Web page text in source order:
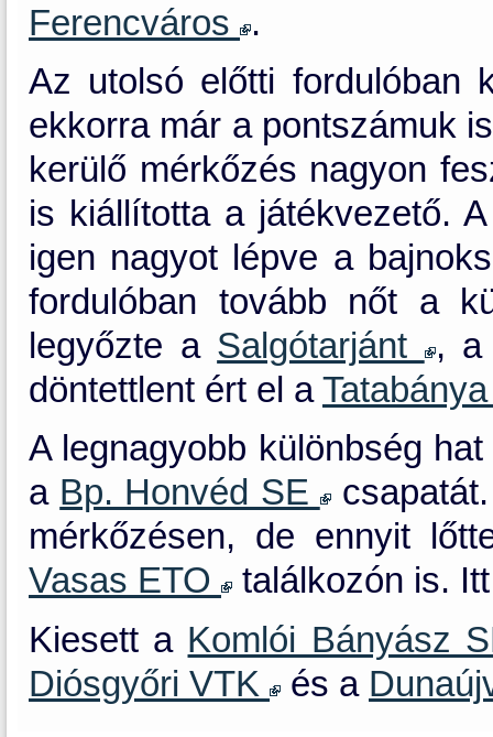
Ferencváros
.
Az utolsó előtti fordulóban
ekkorra már a pontszámuk
kerülő mérkőzés nagyon
is kiállította a játékvezető.
igen nagyot lépve a
fordulóban tovább nőt a
legyőzte a Salgótarjánt
,
döntettlent ért el a
A legnagyobb különbség
a Bp. Honvéd SE csapatát.
mérkőzésen, de ennyit
Vasas ETO
találkozón is.
Kiesett a Komlói Bányász
Diósgyőri VTK
és a